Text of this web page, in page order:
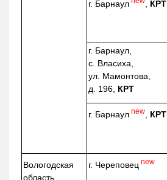
г. Барнаул КРТ
г. Барнаул,
с. Власиха,
ул. Мамонтова,
д. 196, КРТ
г. Барнаул new КРТ
Вологодская
область
г. Череповец new